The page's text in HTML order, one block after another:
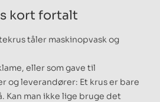
kort fortalt
tåler maskinopvask og
eller som gave til
og leverandører: Et krus er bare
Kan man ikke lige bruge det